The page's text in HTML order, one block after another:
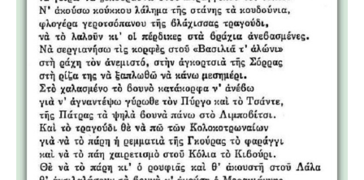
Ηλεκτρονική έκδοση Αρτοζήνου
Θέματα και δράσεις Συνδέσμου
Ανακοινώσεις
Η ιστοσελίδα μας
Χάρτης του Site (Sitemap)
Επικοινωνία
Τα Νέα